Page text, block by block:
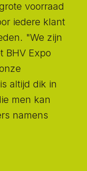
voorraad
iedere klant
"We zijn
BHV Expo
altijd dik in
men kan
namens